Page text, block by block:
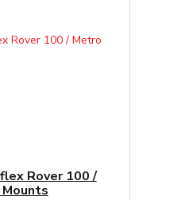
Rover 100 /